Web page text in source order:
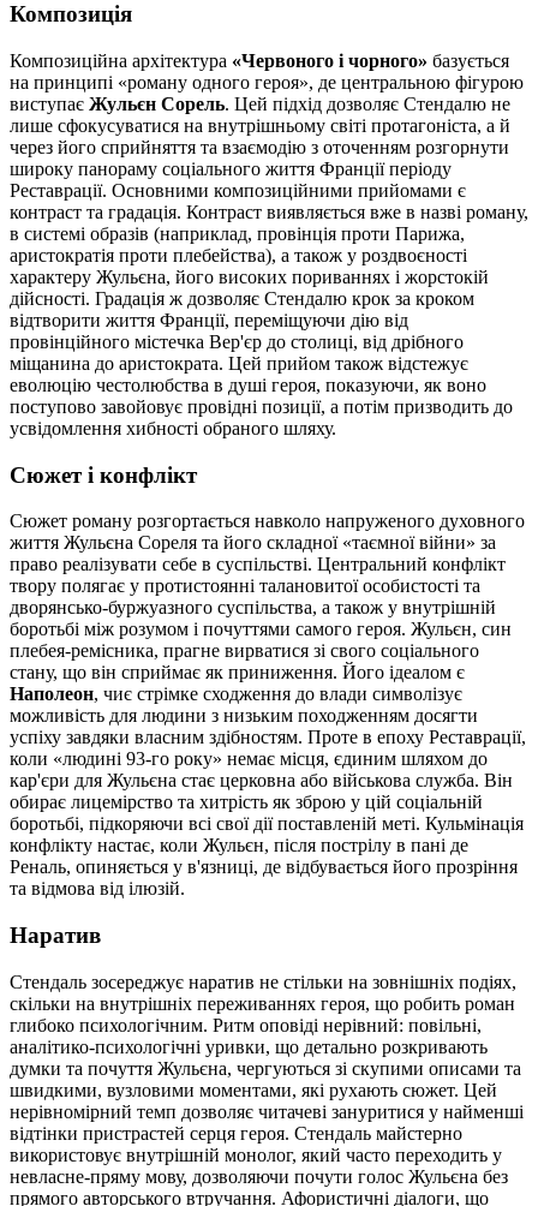
Композиція
Композиційна архітектура «Червоного і чорного» базується
на принципі «роману одного героя», де центральною фігурою
виступає Жульєн Сорель. Цей підхід дозволяє Стендалю не
лише сфокусуватися на внутрішньому світі протагоніста, а й
через його сприйняття та взаємодію з оточенням розгорнути
широку панораму соціального життя Франції періоду
Реставрації. Основними композиційними прийомами є
контраст та градація. Контраст виявляється вже в назві роману,
в системі образів (наприклад, провінція проти Парижа,
аристократія проти плебейства), а також у роздвоєності
характеру Жульєна, його високих пориваннях і жорстокій
дійсності. Градація ж дозволяє Стендалю крок за кроком
відтворити життя Франції, переміщуючи дію від
провінційного містечка Вер'єр до столиці, від дрібного
міщанина до аристократа. Цей прийом також відстежує
еволюцію честолюбства в душі героя, показуючи, як воно
поступово завойовує провідні позиції, а потім призводить до
усвідомлення хибності обраного шляху.
Сюжет і конфлікт
Сюжет роману розгортається навколо напруженого духовного
життя Жульєна Сореля та його складної «таємної війни» за
право реалізувати себе в суспільстві. Центральний конфлікт
твору полягає у протистоянні талановитої особистості та
дворянсько-буржуазного суспільства, а також у внутрішній
боротьбі між розумом і почуттями самого героя. Жульєн, син
плебея-ремісника, прагне вирватися зі свого соціального
стану, що він сприймає як приниження. Його ідеалом є
Наполеон, чиє стрімке сходження до влади символізує
можливість для людини з низьким походженням досягти
успіху завдяки власним здібностям. Проте в епоху Реставрації,
коли «людині 93-го року» немає місця, єдиним шляхом до
кар'єри для Жульєна стає церковна або військова служба. Він
обирає лицемірство та хитрість як зброю у цій соціальній
боротьбі, підкоряючи всі свої дії поставленій меті. Кульмінація
конфлікту настає, коли Жульєн, після пострілу в пані де
Реналь, опиняється у в'язниці, де відбувається його прозріння
та відмова від ілюзій.
Наратив
Стендаль зосереджує наратив не стільки на зовнішніх подіях,
скільки на внутрішніх переживаннях героя, що робить роман
глибоко психологічним. Ритм оповіді нерівний: повільні,
аналітико-психологічні уривки, що детально розкривають
думки та почуття Жульєна, чергуються зі скупими описами та
швидкими, вузловими моментами, які рухають сюжет. Цей
нерівномірний темп дозволяє читачеві зануритися у найменші
відтінки пристрастей серця героя. Стендаль майстерно
використовує внутрішній монолог, який часто переходить у
невласне-пряму мову, дозволяючи почути голос Жульєна без
прямого авторського втручання. Афористичні діалоги, що